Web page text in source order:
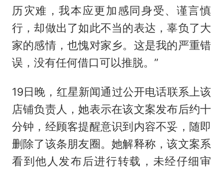
历灾难，我本应更加感同身受、谨言慎
行，却做出了如此不当的表达，辜负了大
家的感情，也愧对家乡。这是我的严重错
误，没有任何借口可以推脱。”
19日晚，红星新闻通过公开电话联系上该
店铺负责人，她表示在该文案发布后约十
分钟，经顾客提醒意识到内容不妥，随即
删除了该条朋友圈。她解释称，该文案系
看到他人发布后进行转载，未经仔细审